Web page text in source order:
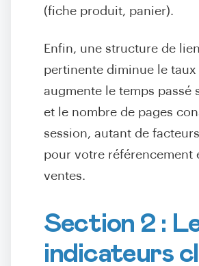
(fiche produit, panier).
Enfin, une structure de
pertinente diminue le taux
augmente le temps passé
et le nombre de pages
session, autant de
pour votre référencement
ventes.
Section 2 :
indicateurs